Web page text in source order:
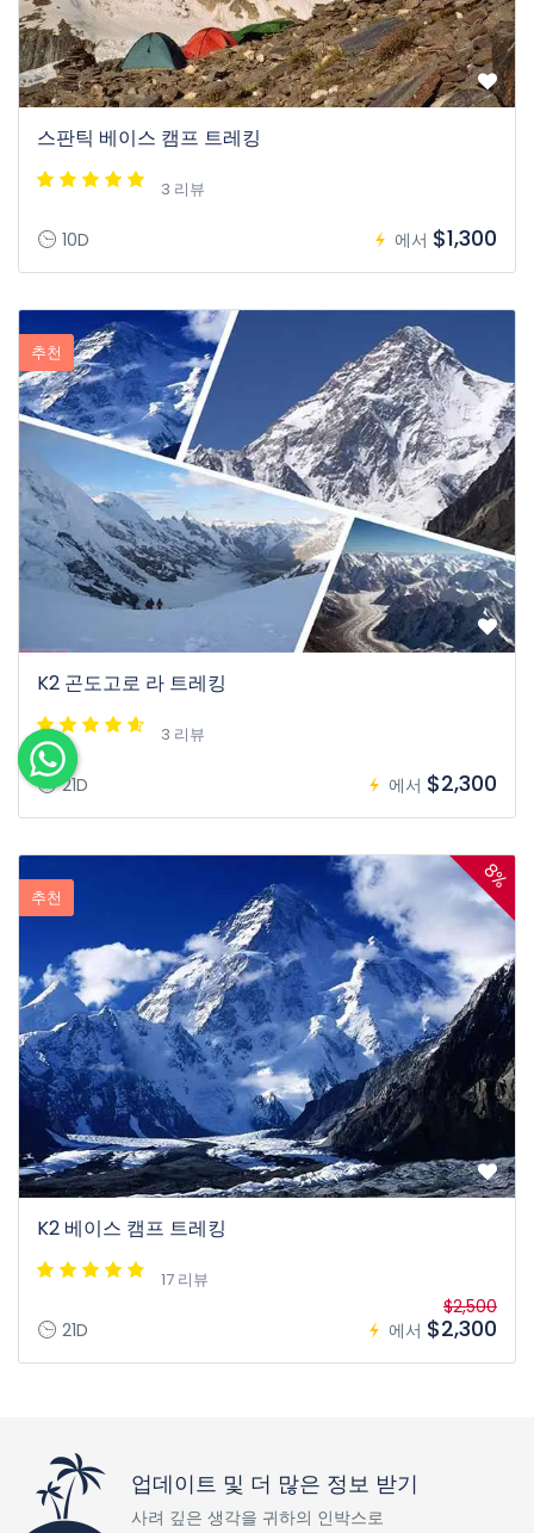
스판틱 베이스 캠프 트레킹
3 리뷰
10D 에서 $1,300
추천
K2 곤도고로 라 트레킹
3 리뷰
21D 에서 $2,300
추천
8%
K2 베이스 캠프 트레킹
17 리뷰
21D 에서
$2,500
$2,300
업데이트 및 더 많은 정보 받기
사려 깊은 생각을 귀하의 인박스로